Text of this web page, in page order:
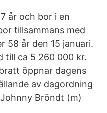
år och bor i en
tillsammans med
58 år den 15 januari.
till ca 5 260 000 kr.
öppnar dagens
av dagordning
Bröndt (m)